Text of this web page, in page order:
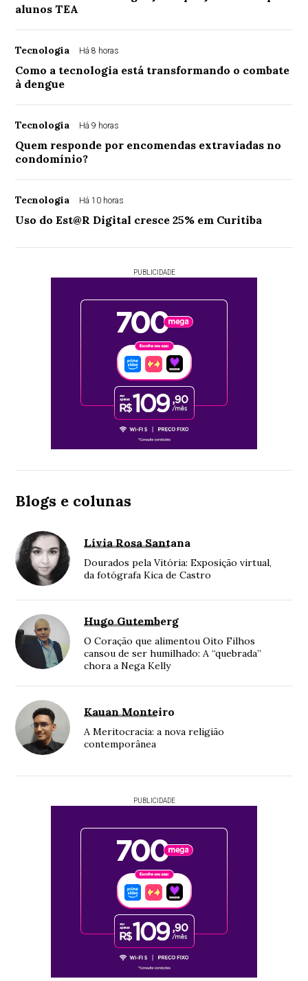
alunos TEA
Tecnologia Há 8 horas
Como a tecnologia está transformando o combate
à dengue
Tecnologia Há 9 horas
Quem responde por encomendas extraviadas no
condomínio?
Tecnologia Há 10 horas
Uso do Est@R Digital cresce 25% em Curitiba
PUBLICIDADE
Blogs e colunas
Lívia Rosa Santana
Dourados pela Vitória: Exposição virtual,
da fotógrafa Kica de Castro
Hugo Gutemberg
O Coração que alimentou Oito Filhos
cansou de ser humilhado: A “quebrada”
chora a Nega Kelly
Kauan Monteiro
A Meritocracia: a nova religião
contemporânea
PUBLICIDADE